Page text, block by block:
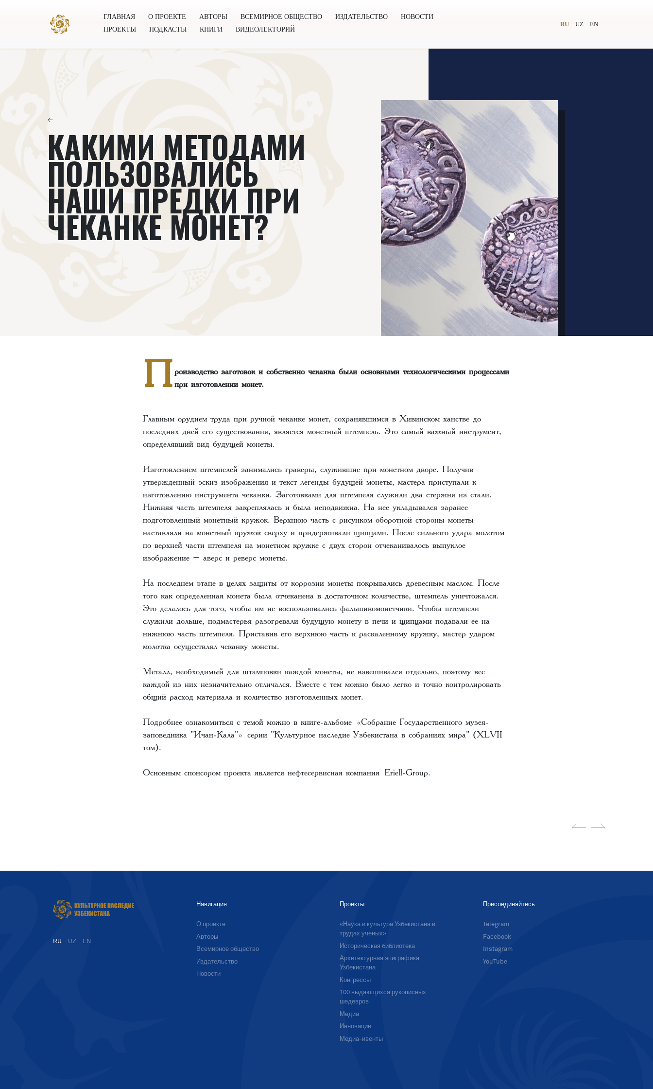
ГЛАВНАЯ О ПРОЕКТЕ АВТОРЫ ВСЕМИРНОЕ ОБЩЕСТВО ИЗДАТЕЛЬСТВО
НОВОСТИ
ПРОЕКТЫ
ПОДКАСТЫ КНИГИ ВИДЕОЛЕКТОРИЙ
RU UZ EN
←
КАКИМИ МЕТОДАМИ
ПОЛЬЗОВАЛИСЬ
НАШИ ПРЕДКИ ПРИ
ЧЕКАНКЕ МОНЕТ?
П роизводство заготовок и собственно чеканка были основными технологическими процессами
при изготовлении монет.
Главным орудием труда при ручной чеканке монет, сохранявшимся в Хивинском ханстве до
последних дней его существования, является монетный штемпель. Это самый важный инструмент,
определявший вид будущей монеты.
Изготовлением штемпелей занимались граверы, служившие при монетном дворе. Получив
утвержденный эскиз изображения и текст легенды будущей монеты, мастера приступали к
изготовлению инструмента чеканки. Заготовками для штемпеля служили два стержня из стали.
Нижняя часть штемпеля закреплялась и была неподвижна. На нее укладывался заранее
подготовленный монетный кружок. Верхнюю часть с рисунком оборотной стороны монеты
наставляли на монетный кружок сверху и придерживали щипцами. После сильного удара молотом
по верхней части штемпеля на монетном кружке с двух сторон отчеканивалось выпуклое
изображение – аверс и реверс монеты.
На последнем этапе в целях защиты от коррозии монеты покрывались древесным маслом. После
того как определенная монета была отчеканена в достаточном количестве, штемпель уничтожался.
Это делалось для того, чтобы им не воспользовались фальшивомонетчики. Чтобы штемпели
служили дольше, подмастерья разогревали будущую монету в печи и щипцами подавали ее на
нижнюю часть штемпеля. Приставив его верхнюю часть к раскаленному кружку, мастер ударом
молотка осуществлял чеканку монеты.
Металл, необходимый для штамповки каждой монеты, не взвешивался отдельно, поэтому вес
каждой из них незначительно отличался. Вместе с тем можно было легко и точно контролировать
общий расход материала и количество изготовленных монет.
Подробнее ознакомиться с темой можно в книге-альбоме «Собрание Государственного музея-
заповедника "Ичан-Кала"» серии "Культурное наследие Узбекистана в собраниях мира" (XLVII
том).
Основным спонсором проекта является нефтесервисная компания Eriell-Group.
RU UZ EN
Навигация
О проекте
Авторы
Всемирное общество
Издательство
Новости
Проекты
«Наука и культура Узбекистана в
трудах ученых»
Историческая библиотека
Архитектурная эпиграфика
Узбекистана
Конгрессы
100 выдающихся рукописных
шедевров
Медиа
Инновации
Медиа-ивенты
Присоединяйтесь
Telegram
Facebook
Instagram
YouTube